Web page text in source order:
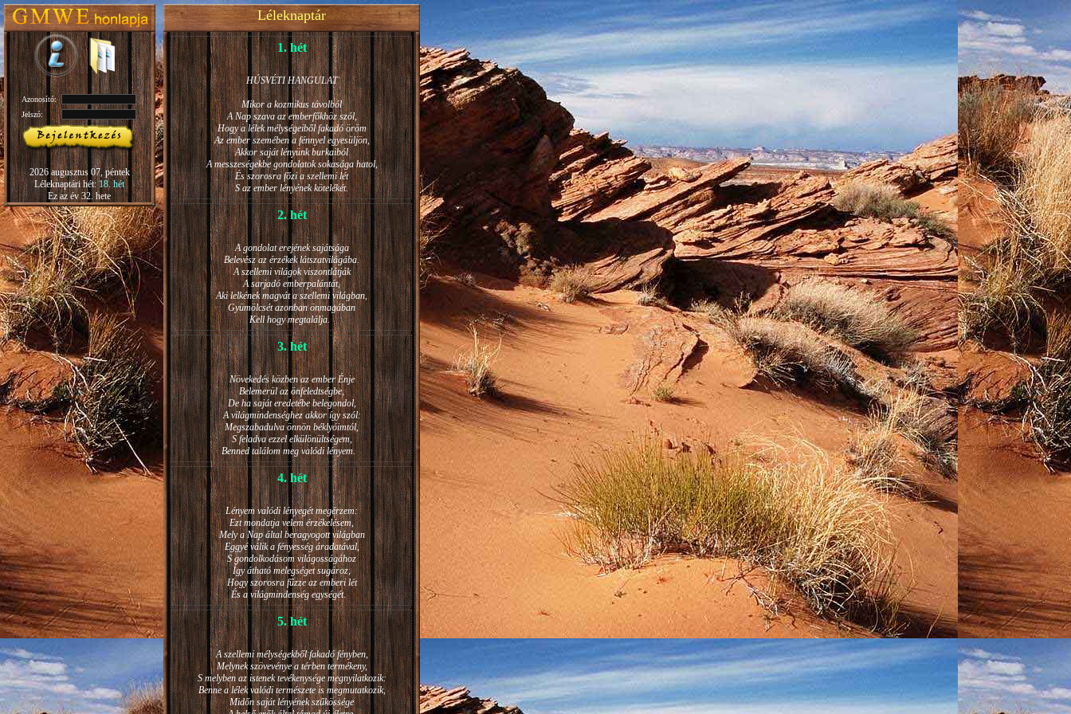
Azonosító:
Jelszó:
2026 augusztus 07, péntek
Léleknaptári hét:18. hét
Ez az év 32. hete
Léleknaptár
1. hét
HÚSVÉTI HANGULAT
Mikor a kozmikus távolból
A Nap szava az emberfőkhöz szól,
Hogy a lélek mélységeiből fakadó öröm
Az ember szemében a fénnyel egyesüljön,
Akkor saját lényünk burkaiból
A messzeségekbe gondolatok sokasága hatol,
És szorosra főzi a szellemi lét
S az ember lényének kötelékét.
2. hét
A gondolat erejének sajátsága
Belevész az érzékek látszatvilágába.
A szellemi világok viszontlátják
A sarjadó emberpalántát,
Aki lelkének magvát a szellemi világban,
Gyümölcsét azonban önmagában
Kell hogy megtalálja.
3. hét
Növekedés közben az ember Énje
Belemerül az önfeledtségbe,
De ha saját eredetébe belegondol,
A világmindenséghez akkor így szól:
Megszabadulva önnön béklyóimtól,
S feladva ezzel elkülönültségem,
Benned találom meg valódi lényem.
4. hét
Lényem valódi lényegét megérzem:
Ezt mondatja velem érzékelésem,
Mely a Nap által beragyogott világban
Eggyé válik a fényesség áradatával,
S gondolkodásom világosságához
Így átható melegséget sugároz,
Hogy szorosra fűzze az emberi lét
És a világmindenség egységét.
5. hét
A szellemi mélységekből fakadó fényben,
Melynek szövevénye a térben termékeny,
S melyben az istenek tevékenysége megnyilatkozik:
Benne a lélek valódi természete is megmutatkozik,
Midőn saját lényének szűkössége